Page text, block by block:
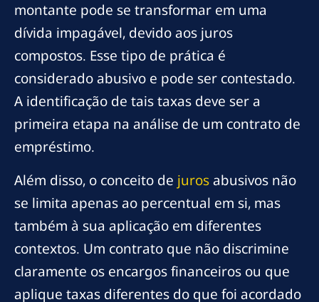
montante pode se transformar em uma
dívida impagável, devido aos juros
compostos. Esse tipo de prática é
considerado abusivo e pode ser contestado.
A identificação de tais taxas deve ser a
primeira etapa na análise de um contrato de
empréstimo.
Além disso, o conceito de jurosabusivos não
se limita apenas ao percentual em si, mas
também à sua aplicação em diferentes
contextos. Um contrato que não discrimine
claramente os encargos financeiros ou que
aplique taxas diferentes do que foi acordado